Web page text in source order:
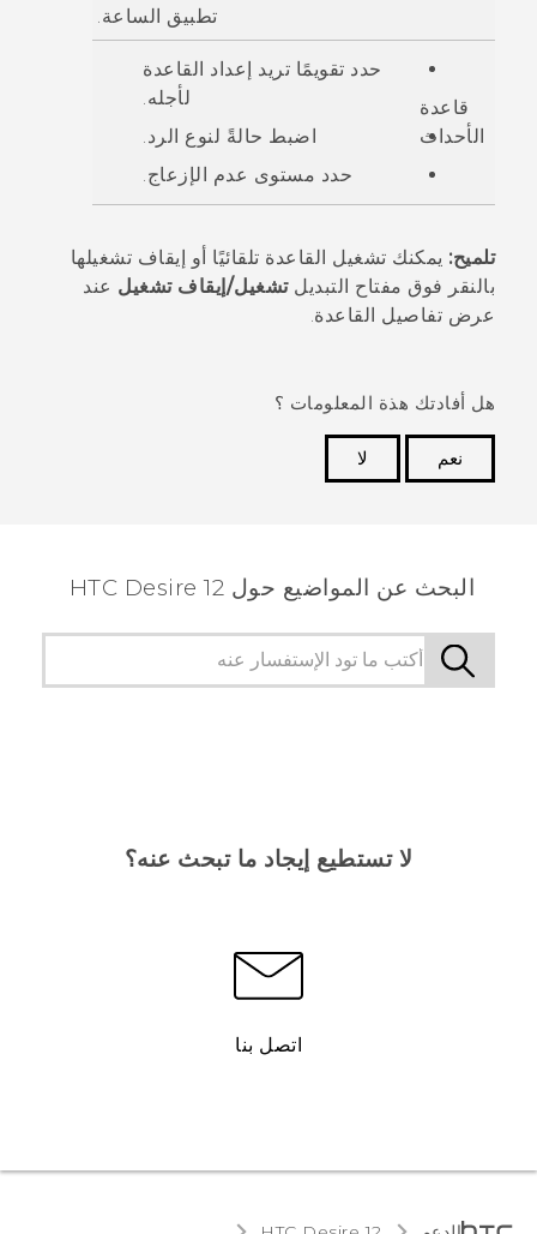
تطبيق الساعة
قاعدة
الأحداث
حدد تقويمًا تريد إعداد القاعدة
لأجله.
اضبط حالةً لنوع الرد.
حدد مستوى عدم الإزعاج
تلميح: يمكنك تشغيل القاعدة تلقائيًا أو إيقاف تشغيلها
بالنقر فوق مفتاح التبديلتشغيل/إيقاف تشغيل عند
عرض تفاصيل القاعدة.
هل أفادتك هذة المعلومات ؟
نعم
لا
البحث عن المواضيع حول HTC Desire 12
لا تستطيع إيجاد ما تبحث عنه؟
اتصل بنا